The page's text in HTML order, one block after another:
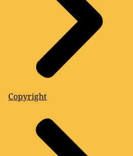
Copyright